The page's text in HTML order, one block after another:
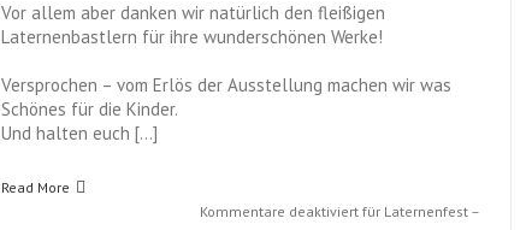
Vor allem aber danken wir natürlich den fleißigen
Laternenbastlern für ihre wunderschönen Werke!
Versprochen – vom Erlös der Ausstellung machen wir was
Schönes für die Kinder.
Und halten euch […]
Read More
Kommentare deaktiviert für Laternenfest –